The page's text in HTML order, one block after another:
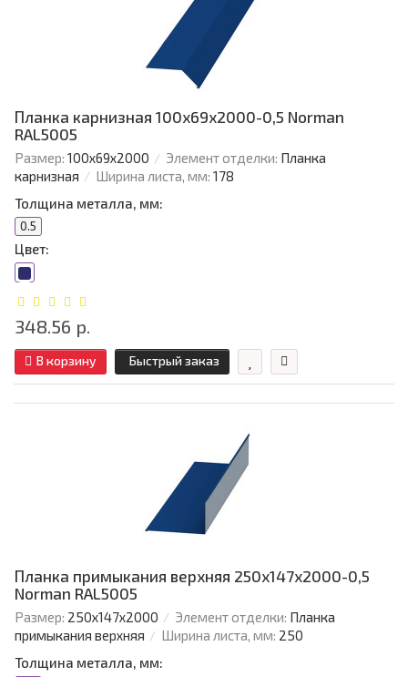
Планка карнизная 100х69х2000-0,5 Norman
RAL5005
Размер: 100х69х2000 Элемент отделки: Планка
карнизная
Ширина листа, мм: 178
Толщина металла, мм:
0.5
Цвет:
348.56 р.
В корзину Быстрый заказ
Планка примыкания верхняя 250х147х2000-0,5
Norman RAL5005
Размер: 250х147х2000 Элемент отделки: Планка
примыкания верхняя
Ширина листа, мм: 250
Толщина металла, мм: